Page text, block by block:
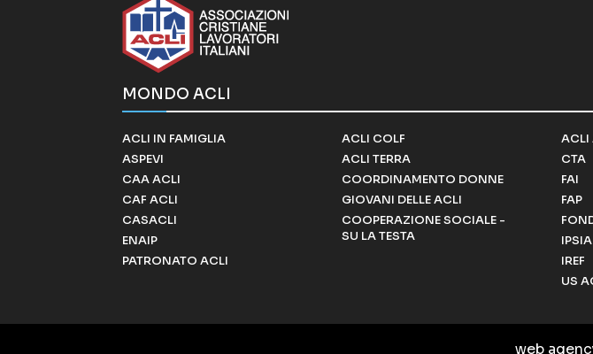
MONDO ACLI
ACLI IN FAMIGLIA
ASPEVI
CAA ACLI
CAF ACLI
CASACLI
ENAIP
PATRONATO ACLI
ACLI COLF
ACLI TERRA
COORDINAMENTO DONNE
GIOVANI DELLE ACLI
COOPERAZIONE SOCIALE -
SU LA TESTA
ACLI
CTA
FAI
FAP
IPSIA
IREF
US
web